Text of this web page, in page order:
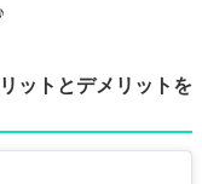
ットとデメリットを